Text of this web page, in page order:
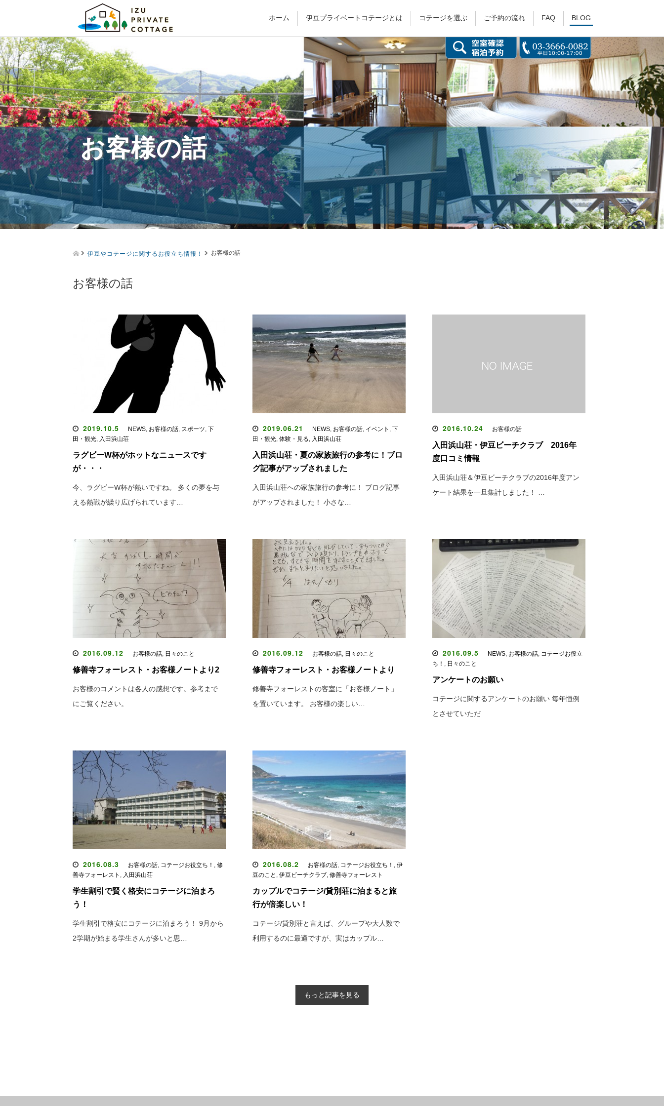
ホーム 伊豆プライベートコテージとは コテージを選ぶ ご予約の流れ FAQ BLOG
お客様の話
伊豆やコテージに関するお役立ち情報！ お客様の話
お客様の話
2019.10.5 NEWS, お客様の話, スポーツ, 下
田・観光, 入田浜山荘
ラグビーW杯がホットなニュースです
が・・・
今、ラグビーW杯が熱いですね。 多くの夢を与
える熱戦が繰り広げられています…
2019.06.21 NEWS, お客様の話, イベント , 下
田・観光, 体験・見る, 入田浜山荘
入田浜山荘・夏の家族旅行の参考に！ブロ
グ記事がアップされました
入田浜山荘への家族旅行の参考に！ ブログ記事
がアップされました！ 小さな…
2016.10.24 お客様の話
入田浜山荘・伊豆ビーチクラブ 2016年
度口コミ情報
入田浜山荘＆伊豆ビーチクラブの2016年度アン
ケート結果を一旦集計しました！ …
2016.09.12 お客様の話, 日々のこと
修善寺フォーレスト・お客様ノートより2
お客様のコメントは各人の感想です。参考まで
にご覧ください。
2016.09.12 お客様の話, 日々のこと
修善寺フォーレスト・お客様ノートより
修善寺フォーレストの客室に「お客様ノート」
を置いています。 お客様の楽しい…
2016.09.5 NEWS, お客様の話, コテージお役立
ち！ , 日々のこと
アンケートのお願い
コテージに関するアンケートのお願い 毎年恒例
とさせていただ
2016.08.3 お客様の話, コテージお役立ち！ , 修
善寺フォーレスト , 入田浜山荘
学生割引で賢く格安にコテージに泊まろ
う！
学生割引で格安にコテージに泊まろう！ 9月から
2学期が始まる学生さんが多いと思…
2016.08.2 お客様の話, コテージお役立ち！ , 伊
豆のこと , 伊豆ビーチクラブ, 修善寺フォーレスト
カップルでコテージ/貸別荘に泊まると旅
行が倍楽しい！
コテージ/貸別荘と言えば、グループや大人数で
利用するのに最適ですが、実はカップル…
もっと記事を見る